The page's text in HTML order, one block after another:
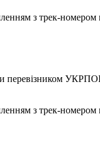
з трек-номером
перевізником
з трек-номером